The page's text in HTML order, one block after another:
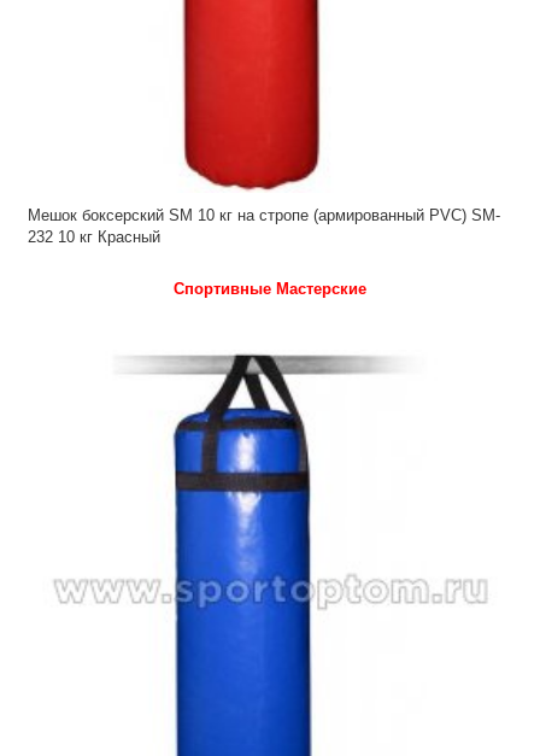
Мешок боксерский SM 10 кг на стропе (армированный PVC) SM-
232 10 кг Красный
Спортивные Мастерские